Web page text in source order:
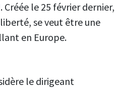
. Créée le 25 février dernier,
se veut être une
en Europe.
le dirigeant